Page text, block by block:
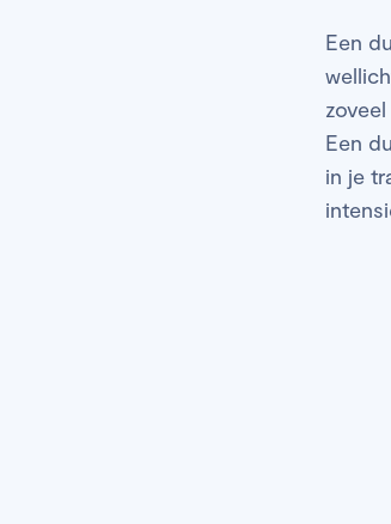
Een
Een
in je